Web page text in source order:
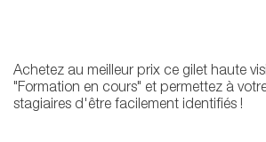
Achetez au meilleur prix ce gilet haute
"Formation en cours" et permettez à
stagiaires d'être facilement identifiés !